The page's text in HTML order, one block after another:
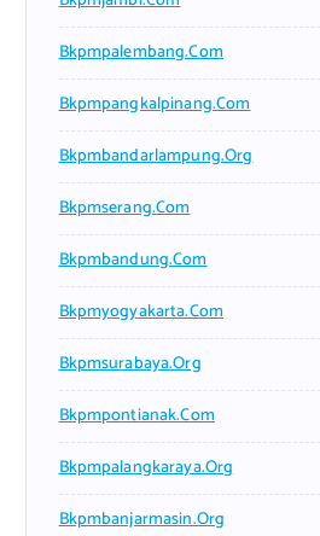
Bkpmpalembang.com
Bkpmpangkalpinang.com
Bkpmbandarlampung.org
Bkpmserang.com
Bkpmbandung.com
Bkpmyogyakarta.com
Bkpmsurabaya.org
Bkpmpontianak.com
Bkpmpalangkaraya.org
Bkpmbanjarmasin.org